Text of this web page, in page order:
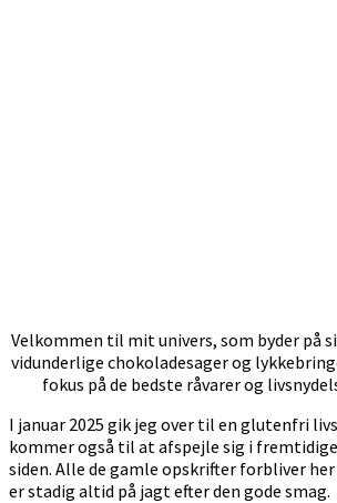
Velkommen til mit univers, som byder på
vidunderlige chokoladesager og
fokus på de bedste råvarer og
I januar 2025 gik jeg over til en glutenfri
kommer også til at afspejle sig i
siden. Alle de gamle opskrifter forbliver
er stadig altid på jagt efter den gode smag.